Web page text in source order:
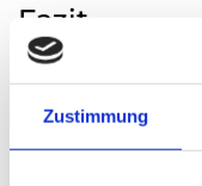
Zustimmung
Fazit
Zusammenfassend
um langfristiges
Effektive